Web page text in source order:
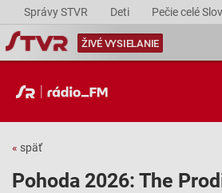
Správy STVR Deti Pečie celé
ŽIVÉ VYSIELANIE
« späť
Pohoda 2026: The